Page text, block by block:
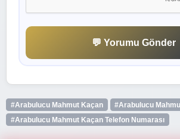
💬 Yorumu Gönder
#Arabulucu Mahmut Kaçan
#Arabulucu
#Arabulucu Mahmut Kaçan Telefon Numarası